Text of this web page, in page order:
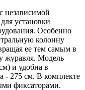
независимой
установки
Особенно
колонну
ее тем самым в
журавля. Модель
и удобна в
- 275 см. В комплекте
фиксаторами.